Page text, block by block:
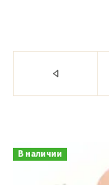
В наличии